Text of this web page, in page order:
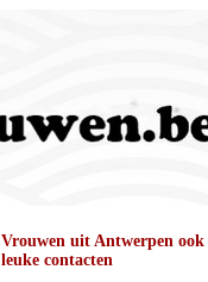
Vrouwen uit Antwerpen
leuke contacten